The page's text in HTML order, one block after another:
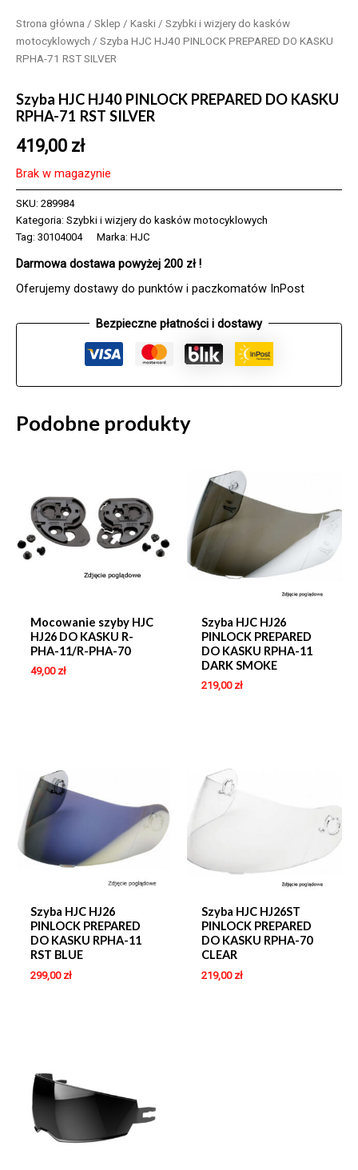
Strona główna / Sklep / Kaski / Szybki i wizjery do kasków
motocyklowych / Szyba HJC HJ40 PINLOCK PREPARED DO KASKU
RPHA-71 RST SILVER
Szyba HJC HJ40 PINLOCK PREPARED DO KASKU
RPHA-71 RST SILVER
419,00 zł
Brak w magazynie
SKU: 289984
Kategoria: Szybki i wizjery do kasków motocyklowych
Tag: 30104004 Marka: HJC
Darmowa dostawa powyżej 200 zł !
Oferujemy dostawy do punktów i paczkomatów InPost
Bezpieczne płatności i dostawy
Podobne produkty
Mocowanie szyby HJC
HJ26 DO KASKU R-
PHA-11/R-PHA-70
49,00 zł
Szyba HJC HJ26
PINLOCK PREPARED
DO KASKU RPHA-11
DARK SMOKE
219,00 zł
Szyba HJC HJ26
PINLOCK PREPARED
DO KASKU RPHA-11
RST BLUE
299,00 zł
Szyba HJC HJ26ST
PINLOCK PREPARED
DO KASKU RPHA-70
CLEAR
219,00 zł